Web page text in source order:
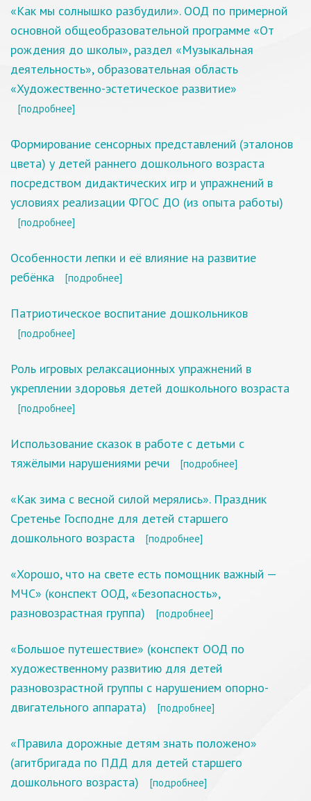
«Как мы солнышко разбудили». ООД по примерной
основной общеобразовательной программе «От
рождения до школы», раздел «Музыкальная
деятельность», образовательная область
«Художественно-эстетическое развитие»
[подробнее]
Формирование сенсорных представлений (эталонов
цвета) у детей раннего дошкольного возраста
посредством дидактических игр и упражнений в
условиях реализации ФГОС ДО (из опыта работы)
[подробнее]
Особенности лепки и её влияние на развитие
ребёнка
[подробнее]
Патриотическое воспитание дошкольников
[подробнее]
Роль игровых релаксационных упражнений в
укреплении здоровья детей дошкольного возраста
[подробнее]
Использование сказок в работе с детьми с
тяжёлыми нарушениями речи
[подробнее]
«Как зима с весной силой мерялись». Праздник
Сретенье Господне для детей старшего
дошкольного возраста
[подробнее]
«Хорошо, что на свете есть помощник важный —
МЧС» (конспект ООД, «Безопасность»,
разновозрастная группа)
[подробнее]
«Большое путешествие» (конспект ООД по
художественному развитию для детей
разновозрастной группы с нарушением опорно-
двигательного аппарата)
[подробнее]
«Правила дорожные детям знать положено»
(агитбригада по ПДД для детей старшего
дошкольного возраста)
[подробнее]